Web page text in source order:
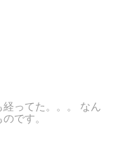
ってた。。。 なん
です。